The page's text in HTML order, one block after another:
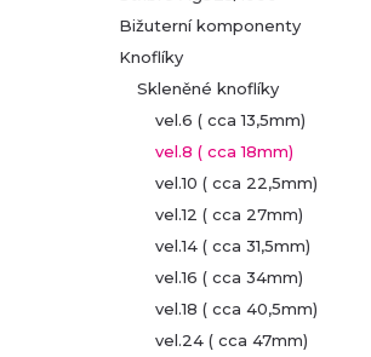
r
Bižuterní komponenty
Knoflíky
Skleněné knoflíky
vel.6 ( cca 13,5mm)
vel.8 ( cca 18mm)
vel.10 ( cca 22,5mm)
vel.12 ( cca 27mm)
vel.14 ( cca 31,5mm)
vel.16 ( cca 34mm)
vel.18 ( cca 40,5mm)
vel.24 ( cca 47mm)